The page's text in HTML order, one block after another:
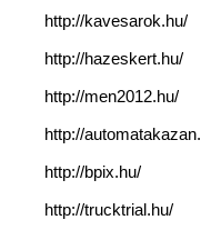
http://kavesarok.hu/
http://hazeskert.hu/
http://men2012.hu/
http://
http://bpix.hu/
http://trucktrial.hu/